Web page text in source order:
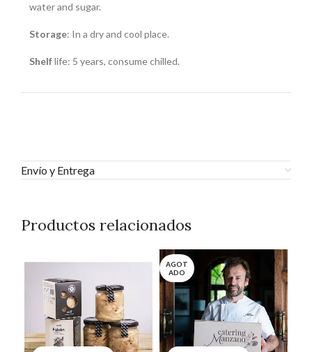
water and sugar.
Storage: In a dry and cool place.
Shelflife: 5 years, consume chilled.
Envío y Entrega
Productos relacionados
AGOT
ADO